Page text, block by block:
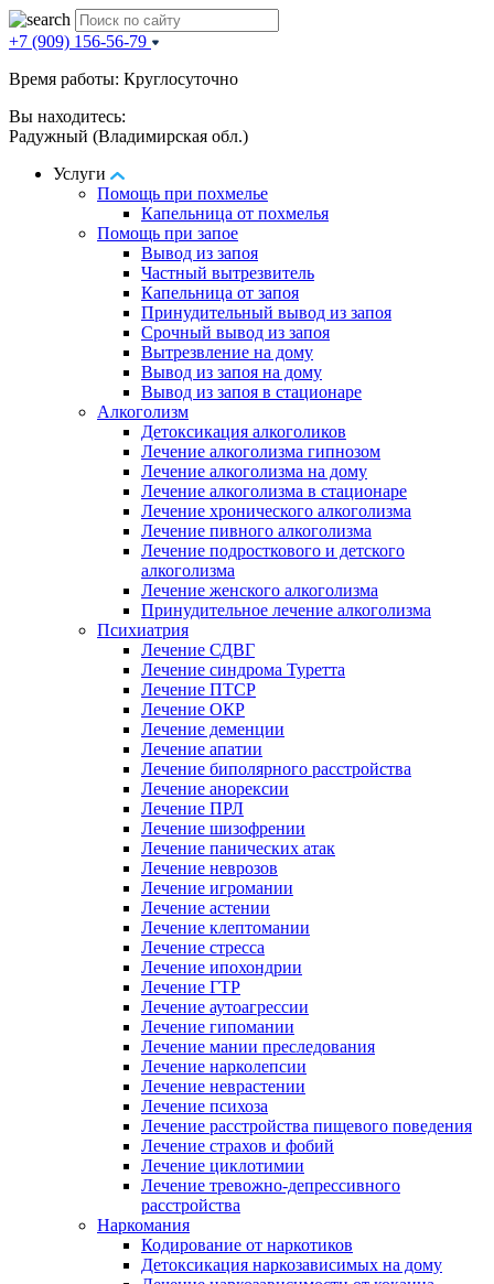
+7 (909) 156-56-79
Время работы: Круглосуточно
Вы находитесь:
Радужный (Владимирская обл.)
Услуги
Помощь при похмелье
Капельница от похмелья
Помощь при запое
Вывод из запоя
Частный вытрезвитель
Капельница от запоя
Принудительный вывод из запоя
Срочный вывод из запоя
Вытрезвление на дому
Вывод из запоя на дому
Вывод из запоя в стационаре
Алкоголизм
Детоксикация алкоголиков
Лечение алкоголизма гипнозом
Лечение алкоголизма на дому
Лечение алкоголизма в стационаре
Лечение хронического алкоголизма
Лечение пивного алкоголизма
Лечение подросткового и детского
алкоголизма
Лечение женского алкоголизма
Принудительное лечение алкоголизма
Психиатрия
Лечение СДВГ
Лечение синдрома Туретта
Лечение ПТСР
Лечение ОКР
Лечение деменции
Лечение апатии
Лечение биполярного расстройства
Лечение анорексии
Лечение ПРЛ
Лечение шизофрении
Лечение панических атак
Лечение неврозов
Лечение игромании
Лечение астении
Лечение клептомании
Лечение стресса
Лечение ипохондрии
Лечение ГТР
Лечение аутоагрессии
Лечение гипомании
Лечение мании преследования
Лечение нарколепсии
Лечение неврастении
Лечение психоза
Лечение расстройства пищевого поведения
Лечение страхов и фобий
Лечение циклотимии
Лечение тревожно-депрессивного
расстройства
Наркомания
Кодирование от наркотиков
Детоксикация наркозависимых на дому